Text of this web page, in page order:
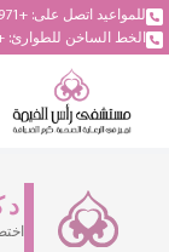
للمواعيد اتصل على: +971-7-207-4444
الخط الساخن للطوارئ: +971-7-222-